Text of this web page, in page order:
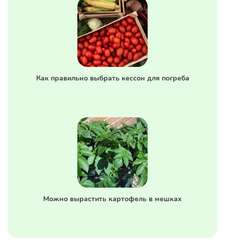
Как правильно выбрать кессон для погреба
Можно вырастить картофель в мешках